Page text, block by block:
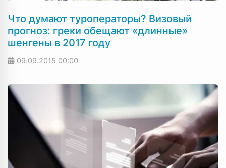
Что думают туроператоры? Визовый
прогноз: греки обещают «длинные»
шенгены в 2017 году
09.09.2015 00:00